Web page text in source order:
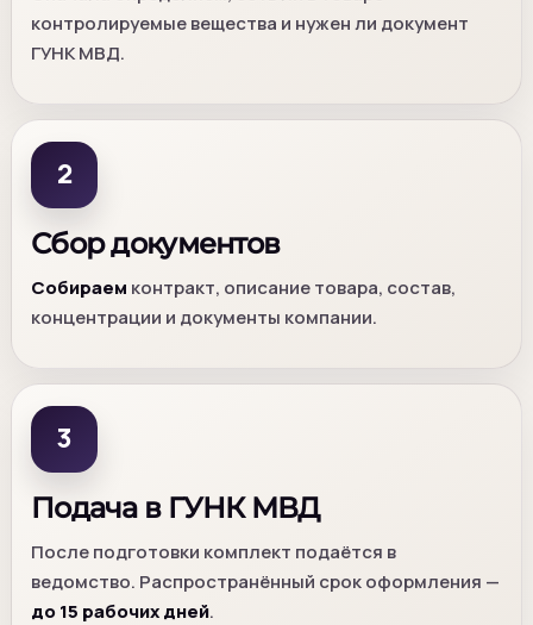
контролируемые вещества и нужен ли документ
ГУНК МВД.
2
Сбор документов
Собираем контракт, описание товара, состав,
концентрации и документы компании.
3
Подача в ГУНК МВД
После подготовки комплект подаётся в
ведомство. Распространённый срок оформления —
до 15 рабочих дней.